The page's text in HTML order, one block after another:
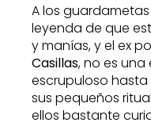
A los
leyenda de que
y manías, y el ex
Casillas, no es una
escrupuloso
sus pequeños
ellos bastante